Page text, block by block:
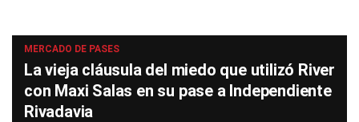
MERCADO DE PASES
La vieja cláusula del miedo que utilizó River
con Maxi Salas en su pase a Independiente
Rivadavia